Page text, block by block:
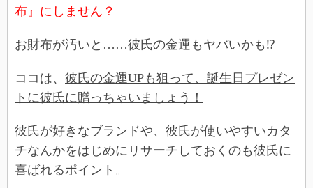
布』にしません？
お財布が汚いと……彼氏の金運もヤバいかも⁉
ココは、 彼氏の金運UPも狙って、誕生日プレゼン
トに彼氏に贈っちゃいましょう！
彼氏が好きなブランドや、彼氏が使いやすいカタ
チなんかをはじめにリサーチしておくのも彼氏に
喜ばれるポイント。